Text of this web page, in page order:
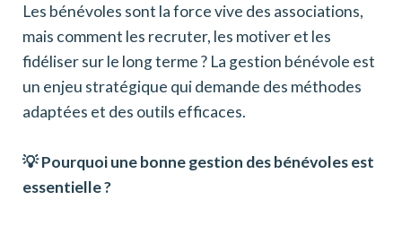
Les bénévoles sont la force vive des associations,
mais comment les recruter, les motiver et les
fidéliser sur le long terme ? La gestion bénévole est
un enjeu stratégique qui demande des méthodes
adaptées et des outils efficaces.
💡 Pourquoi une bonne gestion des bénévoles est
essentielle ?